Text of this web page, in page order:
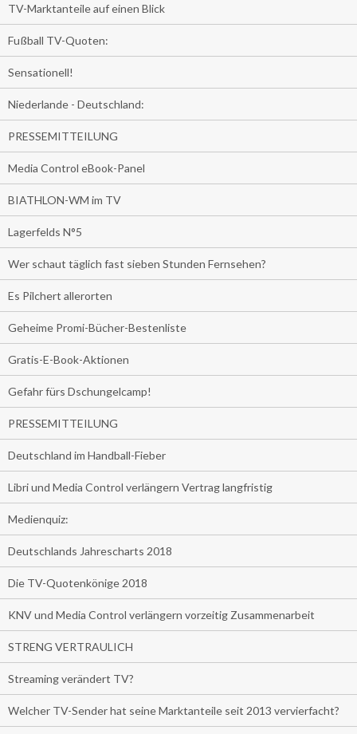
TV-Marktanteile auf einen Blick
Fußball TV-Quoten:
Sensationell!
Niederlande - Deutschland:
PRESSEMITTEILUNG
Media Control eBook-Panel
BIATHLON-WM im TV
Lagerfelds N°5
Wer schaut täglich fast sieben Stunden Fernsehen?
Es Pilchert allerorten
Geheime Promi-Bücher-Bestenliste
Gratis-E-Book-Aktionen
Gefahr fürs Dschungelcamp!
PRESSEMITTEILUNG
Deutschland im Handball-Fieber
Libri und Media Control verlängern Vertrag langfristig
Medienquiz:
Deutschlands Jahrescharts 2018
Die TV-Quotenkönige 2018
KNV und Media Control verlängern vorzeitig Zusammenarbeit
STRENG VERTRAULICH
Streaming verändert TV?
Welcher TV-Sender hat seine Marktanteile seit 2013 vervierfacht?